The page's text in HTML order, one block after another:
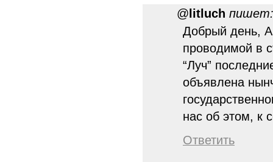
@ litluch пишет:
Добрый день,
проводимой в
“Луч”
объявлена
нас об этом, к
Ответить